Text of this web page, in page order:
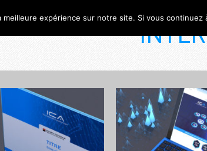
expérience sur notre site. Si vous